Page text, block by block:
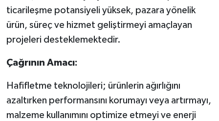
ticarileşme potansiyeli yüksek, pazara yönelik
ürün, süreç ve hizmet geliştirmeyi amaçlayan
projeleri desteklemektedir.
Çağrının Amacı:
Hafifletme teknolojileri; ürünlerin ağırlığını
azaltırken performansını korumayı veya artırmayı,
malzeme kullanımını optimize etmeyi ve enerji